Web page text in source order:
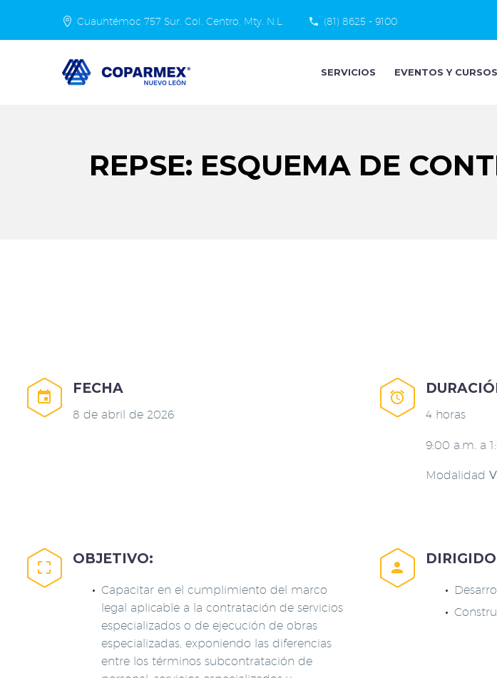
Cuauhtémoc 757 Sur. Col. Centro, Mty. N.L. (81) 8625 - 9100
SERVICIOS EVENTOS Y CURSOS
REPSE: ESQUEMA DE


FECHA
8 de abril de 2026


4 horas
9:00 a.m. a
Modalidad


OBJETIVO:
Capacitar en el cumplimiento del marco
legal aplicable a la contratación de servicios
especializados o de ejecución de obras
especializadas, exponiendo las diferencias
entre los términos subcontratación de

